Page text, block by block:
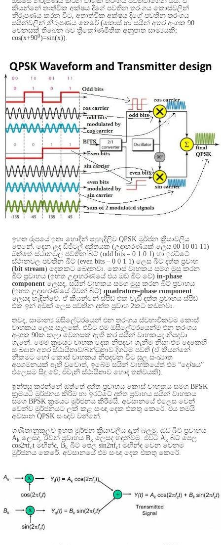
කියන්නේ තාත්වික අක්ෂය දිගේ පවතින තරංගය කොස්වලින්
නිරූපණය කරන විට, අතාත්වික අක්ෂය දිගේ පවතින තරංගය
සයින්වලින් නිරූපණය කෙරේ (කොස් හා සයින් අතර අංශක 90
වෙනසක් තිබෙන බව ත්‍රිකෝණමිතික අනුපාත සාම්‍යයකි;
cos(x+900)=sin(x)).
ඉහත රූපයේ ඉතා හොඳින් පැහැදිලිව QPSK මූර්ජන ක්‍රියාවලිය
පෙනේ. දෙන ලද ඩිජිටල් දත්තයක (උදාහරණයක් ලෙස 00 10 01 11)
ඔත්තේ ස්ථානවල පවතින බිට් (odd bits – 0 1 0 1) හා ඉරට්ටේ
ස්ථානවල පවතින බිට් (even bits – 0 0 1 1) ලෙස බිට් දත්ත ප්‍රවාහ
(bit stream) දෙකකට බෙදනවා. කොස් වාහකය සමග මුසු කරන
බිට් ප්‍රවාහය (ඉහත උදාහරණයේ එය ඔඩ් බිට් වේ) in-phase
component ලෙසද, සයින් වාහකය සමග මුසු කරන බිට් ප්‍රවාහය
(ඉහත උදාහරණයේ ඊවන් බිට්) quadrature-phase component
ලෙසද හැඳින්වේ. ඒ කියන්නේ ස්පීඩ් එක වැඩි දත්ත ප්‍රවාහය ස්පීඩ්
එක ඉන් අඩක් ලෙස පවතින දත්ත ප්‍රවාහ 2කට කඩනවා.
තවද, සාමාන්‍ය ඔසිලේටරයෙන් එන තරංගය ස්වභාවිකවම කොස්
වාහකය ලෙස සැලකේ. එවිට එම ඔසිලේටරයෙන්ම එන තරංගය
අංශක 90ක කලා වෙනසක් ඇති කර සයින් වාහකයද නිපදවා
ගැනේ. මෙම ක්‍රමයට වාහක දෙක නිපදවා ගැනීම නිසා එම දෙකෙහි
සංඛ්‍යාත අතර ස්ථායිතාව/බන්ධුතාව දිගටම පවතී (ඒ කියන්නේ
නිකමට හෝ කොස් වාහකය නිපදවන විට සුලු සංඛ්‍යාත
අපගමනයක් ඇති වුවොත්, ඉබේම සයින් වාහකයේත් එම “දෝෂය”
එලෙසම සිදු වේ; එවැනි ස්ථායිතාව හොඳ තත්වයකි).
ඉන්පසු කරන්නේ ඔත්තේ දත්ත ප්‍රවාහය කොස් වාහකය සමග BPSK
ක්‍රමයට මූර්ජනය කිරීම හා ඉරට්ටේ දත්ත ප්‍රවාහය සයින් වාහකය
සමග BPSK ක්‍රමයට මූර්ජනය කිරීමයි. අවසානයේ එලෙස වෙන්
වෙන්ව මූර්ජනයට ලක් කළ සංඥා දෙක එකතු කෙරේ. එය තමයි
අවසාන QPSK සංඥාව වන්නේ.
ගණිතානුකූලව ඉහත මූර්ජන ක්‍රියාවලිය දැන් බලමු. ඔඩ් බිට් ප්‍රවාහය
Ak ලෙසද, ඊවන් ප්‍රවාහය Bk ලෙසද හඳුන්වමු. එවිට Ak බිට් පෙල
cos2πfct මඟින්ද, Bk බිට් පෙල sin2πfct මඟින්ද වෙන වෙනම
මූර්ජනය කෙරේ. අවසානයේ එම සංඥා දෙක එකතු කෙරේ.